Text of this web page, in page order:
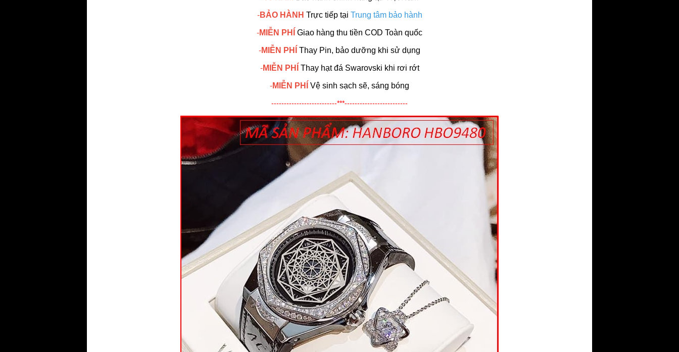
-BẢO HÀNH Trực tiếp tại Trung tâm bảo hành
-MIỄN PHÍ Giao hàng thu tiền COD Toàn quốc
-MIỄN PHÍ Thay Pin, bảo dưỡng khi sử dụng
-MIỄN PHÍ Thay hạt đá Swarovski khi rơi rớt
-MIỄN PHÍ Vệ sinh sạch sẽ, sáng bóng
--------------------------***-------------------------